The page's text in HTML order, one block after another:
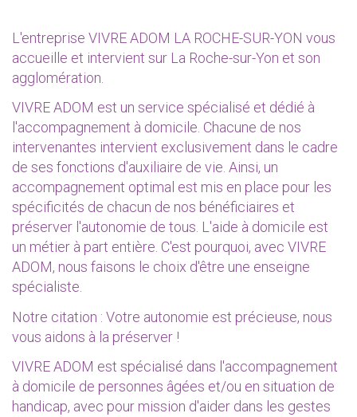
L'entreprise VIVRE ADOM LA ROCHE-SUR-YON vous
accueille et intervient sur La Roche-sur-Yon et son
agglomération.
VIVRE ADOM est un service spécialisé et dédié à
l'accompagnement à domicile. Chacune de nos
intervenantes intervient exclusivement dans le cadre
de ses fonctions d'auxiliaire de vie. Ainsi, un
accompagnement optimal est mis en place pour les
spécificités de chacun de nos bénéficiaires et
préserver l'autonomie de tous. L'aide à domicile est
un métier à part entière. C'est pourquoi, avec VIVRE
ADOM, nous faisons le choix d'être une enseigne
spécialiste.
Notre citation : Votre autonomie est précieuse, nous
vous aidons à la préserver !
VIVRE ADOM est spécialisé dans l'accompagnement
à domicile de personnes âgées et/ou en situation de
handicap, avec pour mission d'aider dans les gestes